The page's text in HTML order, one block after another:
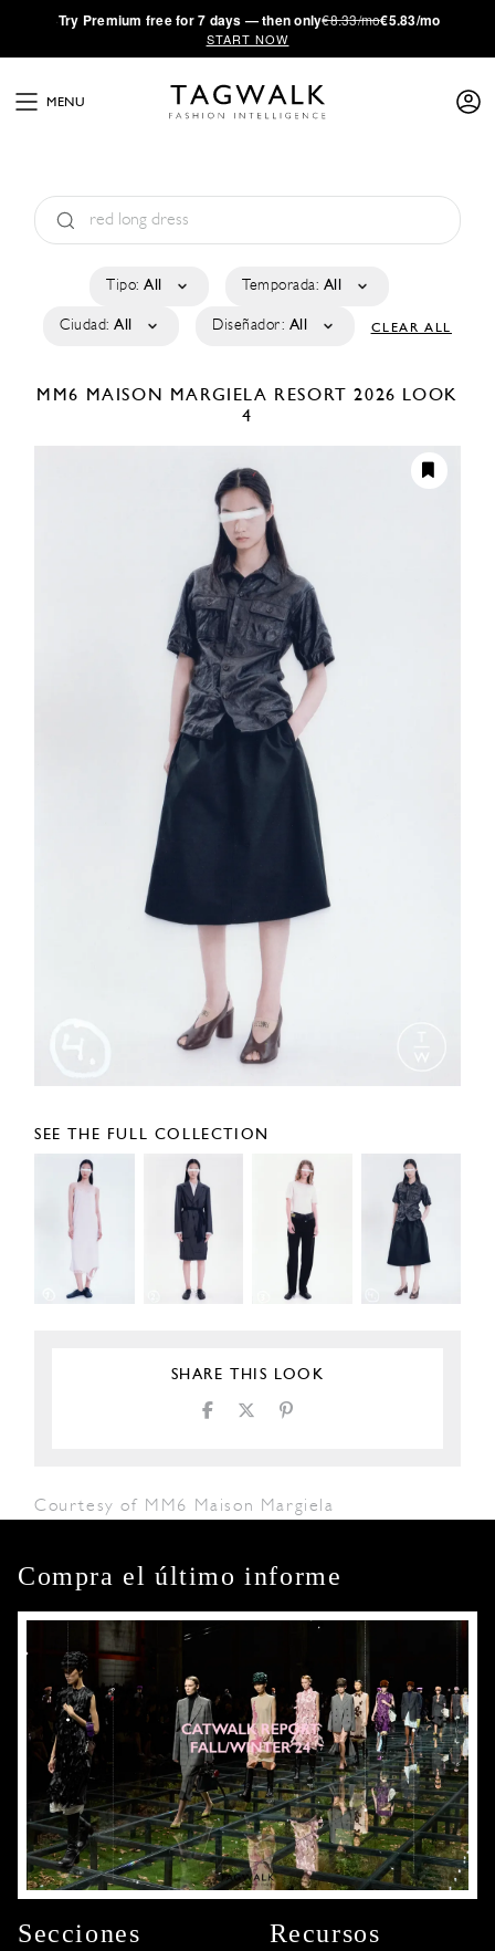
·Try Premium free for 7 days — then only€8.33/mo€5.83/mo
START NOW
MENU
Tipo: All Temporada: All
Ciudad: All Diseñador: All CLEAR ALL
MM6 MAISON MARGIELA RESORT 2026 LOOK
4
SEE THE FULL COLLECTION
SHARE THIS LOOK
Courtesy of MM6 Maison Margiela
Compra el último informe
Secciones
Recursos